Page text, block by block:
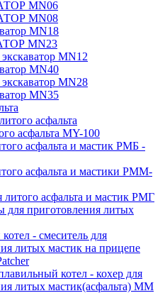
MN06
MN08
MN18
MN23
MN12
MN40
MN28
MN35
асфальта
асфальта MY-100
асфальта и мастик РМБ -
асфальта и мастики РММ-
литого асфальта и мастик РМГ
для приготовления литых
- смеситель для
литых мастик на прицепе
котел - кохер для
литых мастик(асфальта) MM